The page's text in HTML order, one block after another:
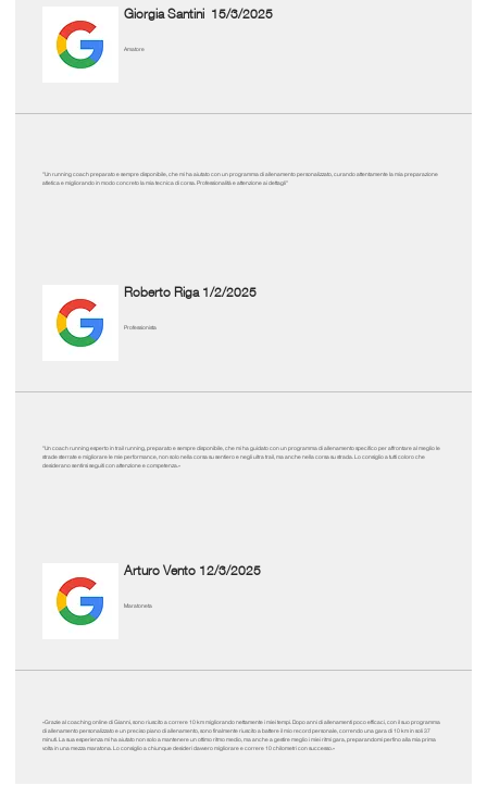
Giorgia Santini 15/3/2025
Amatore
"Un running coach preparato e sempre disponibile, che mi ha aiutato con un programma di allenamento personalizzato, curando attentamente la mia preparazione
atletica e migliorando in modo concreto la mia tecnica di corsa. Professionalità e attenzione ai dettagli"
Roberto Riga 1/2/2025
Professionista
"Un coach running esperto in trail running, preparato e sempre disponibile, che mi ha guidato con un programma di allenamento specifico per affrontare al meglio le
strade sterrate e migliorare le mie performance, non solo nella corsa su sentiero e negli ultra trail, ma anche nella corsa su strada. Lo consiglio a tutti coloro che
desiderano sentirsi seguiti con attenzione e competenza.»
Arturo Vento 12/3/2025
Maratoneta
«Grazie al coaching online di Gianni, sono riuscito a correre 10 km migliorando nettamente i miei tempi. Dopo anni di allenamenti poco efficaci, con il suo programma
di allenamento personalizzato e un preciso piano di allenamento, sono finalmente riuscito a battere il mio record personale, correndo una gara di 10 km in soli 37
minuti. La sua esperienza mi ha aiutato non solo a mantenere un ottimo ritmo medio, ma anche a gestire meglio i miei ritmi gara, preparandomi perfino alla mia prima
volta in una mezza maratona. Lo consiglio a chiunque desideri davvero migliorare e correre 10 chilometri con successo.»